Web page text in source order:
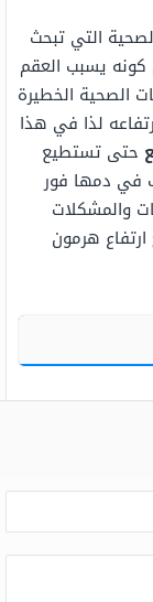
التي تبحث
كونه يسبب العقم
الصحية الخطيرة
لذا في هذا
حتى تستطيع
في دمها فور
والمشكلات
هرمون